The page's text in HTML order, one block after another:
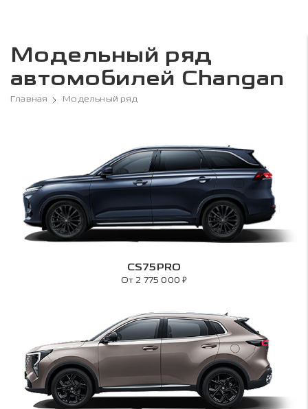
Модельный ряд
автомобилей Changan
Главная Модельный ряд
CS75PRO
От 2 775 000₽